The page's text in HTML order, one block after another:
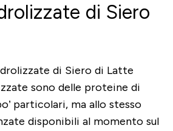
di Siero
sono delle proteine di
particolari, ma allo stesso
disponibili al momento sul